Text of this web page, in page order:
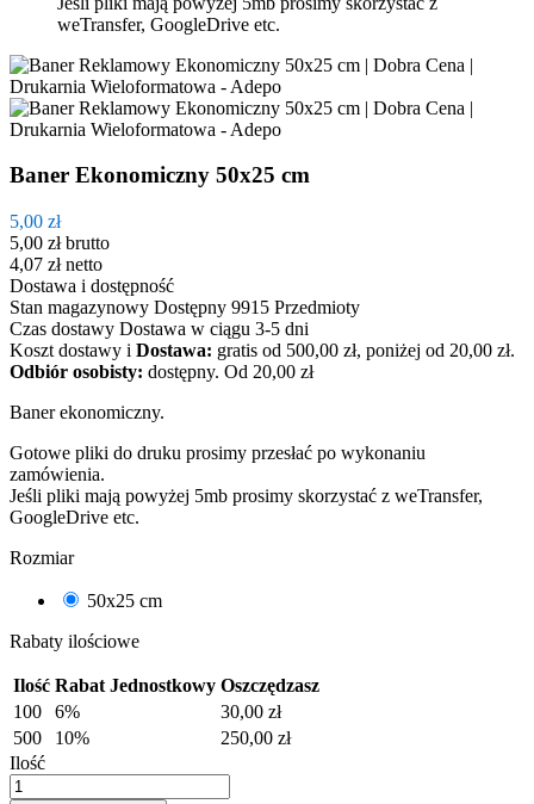
weTransfer, GoogleDrive etc.
Baner Ekonomiczny 50x25 cm
5,00 zł
5,00 zł brutto
4,07 zł netto
Dostawa i dostępność
Stan magazynowy Dostępny 9915 Przedmioty
Czas dostawy Dostawa w ciągu 3-5 dni
Koszt dostawy i Dostawa: gratis od 500,00 zł, poniżej od 20,00 zł.
Odbiór osobisty: dostępny. Od 20,00 zł
Baner ekonomiczny.
Gotowe pliki do druku prosimy przesłać po wykonaniu
zamówienia.
Jeśli pliki mają powyżej 5mb prosimy skorzystać z weTransfer,
GoogleDrive etc.
Rozmiar
50x25 cm
Rabaty ilościowe
Ilość Rabat Jednostkowy Oszczędzasz
100
6%
30,00 zł
500
10%
250,00 zł
Ilość